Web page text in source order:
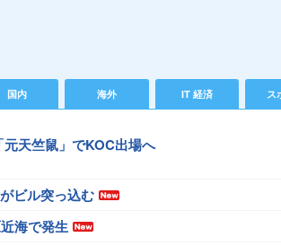
国内 海外 IT 経済 ス
元天竺鼠」でKOC出場へ
ビル突っ込む
海で発生